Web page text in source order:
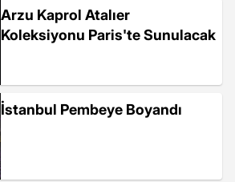
Arzu Kaprol Atalıer
Koleksiyonu Paris'te Sunulacak
İstanbul Pembeye Boyandı